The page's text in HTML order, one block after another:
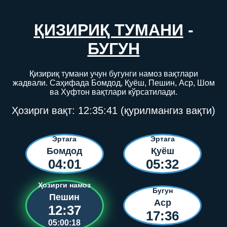
ҚИЗИРИҚ ТУМАНИ -
БУГУН
Қизириқ тумани учун бугунги намоз вақтлари
жадвали. Саҳифада Бомдод, Қуёш, Пешин, Аср, Шом
ва Хуфтон вақтлари кўрсатилади.
Ҳозирги вақт: 12:35:41 (қурилмангиз вақти)
Эртага
Бомдод
04:01
Эртага
Қуёш
05:32
Ҳозирги намоз
Пешин
12:37
05:00:18
Бугун
Аср
17:36